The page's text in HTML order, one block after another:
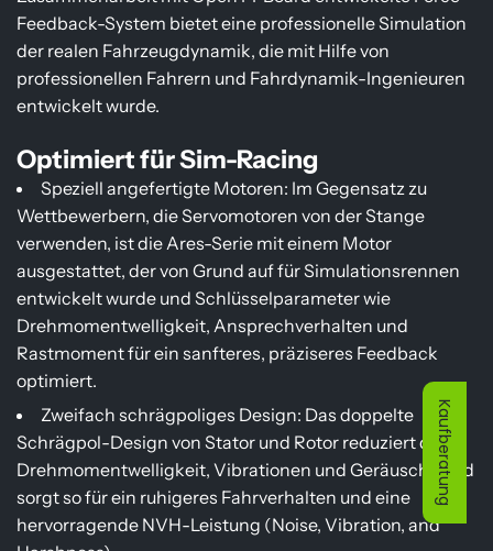
Feedback-System bietet eine professionelle Simulation
der realen Fahrzeugdynamik, die mit Hilfe von
professionellen Fahrern und Fahrdynamik-Ingenieuren
entwickelt wurde.
Optimiert für Sim-Racing
Speziell angefertigte Motoren: Im Gegensatz zu
Wettbewerbern, die Servomotoren von der Stange
verwenden, ist die Ares-Serie mit einem Motor
ausgestattet, der von Grund auf für Simulationsrennen
entwickelt wurde und Schlüsselparameter wie
Drehmomentwelligkeit, Ansprechverhalten und
Rastmoment für ein sanfteres, präziseres Feedback
optimiert.
Zweifach schrägpoliges Design: Das doppelte
Schrägpol-Design von Stator und Rotor reduziert die
Drehmomentwelligkeit, Vibrationen und Geräusche und
sorgt so für ein ruhigeres Fahrverhalten und eine
hervorragende NVH-Leistung (Noise, Vibration, and
Kaufberatung